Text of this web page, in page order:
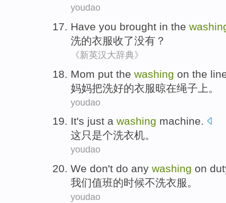
youdao
Have you brought in the
洗的衣服收了没有？
《新英汉大辞典》
Mom put the washing on the
妈妈把洗好的衣服晾在绳子上 。
youdao
It's just a washing machine.
这只是个洗衣机。
youdao
We don't do any washing on
我们值班的时候不洗衣服。
youdao